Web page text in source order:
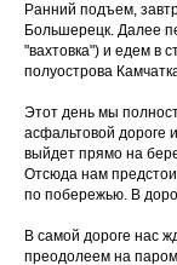
Ранний подъем,
Большерецк. Далее
"вахтовка") и едем в
полуострова
Этот день мы
асфальтовой дороге
выйдет прямо на
Отсюда нам
по побережью. В
В самой дороге нас
преодолеем на